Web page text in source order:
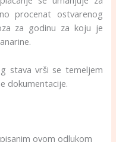
procenat ostvarenog
za godinu za koju je
stava vrši se temeljem
dokumentacije.
ovom odlukom